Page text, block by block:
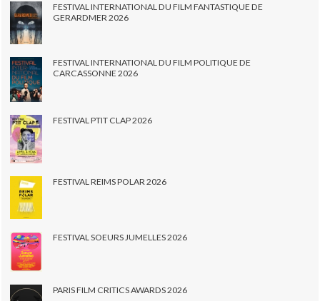
FESTIVAL INTERNATIONAL DU FILM FANTASTIQUE DE
GERARDMER 2026
FESTIVAL INTERNATIONAL DU FILM POLITIQUE DE
CARCASSONNE 2026
FESTIVAL PTIT CLAP 2026
FESTIVAL REIMS POLAR 2026
FESTIVAL SOEURS JUMELLES 2026
PARIS FILM CRITICS AWARDS 2026